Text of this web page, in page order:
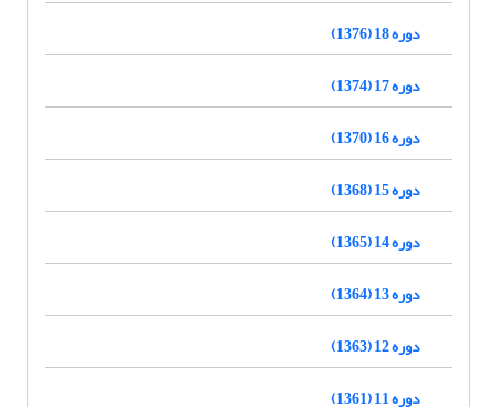
دوره 18 (1376)
دوره 17 (1374)
دوره 16 (1370)
دوره 15 (1368)
دوره 14 (1365)
دوره 13 (1364)
دوره 12 (1363)
دوره 11 (1361)